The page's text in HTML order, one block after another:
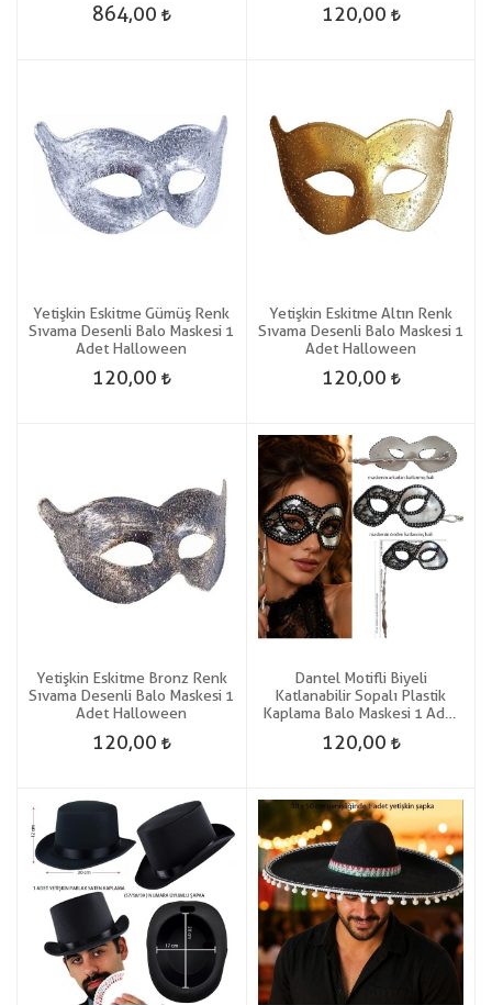
864,00 120,00
Yetişkin Eskitme Gümüş Renk
Sıvama Desenli Balo Maskesi 1
Adet Halloween
120,00
Yetişkin Eskitme Altın Renk
Sıvama Desenli Balo Maskesi 1
Adet Halloween
120,00
Yetişkin Eskitme Bronz Renk
Sıvama Desenli Balo Maskesi 1
Adet Halloween
120,00
Dantel Motifli Biyeli
Katlanabilir Sopalı Plastik
Kaplama Balo Maskesi 1 Adet
120,00